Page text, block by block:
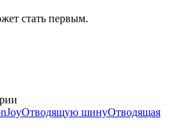
стать первым.
Отводящую шинуОтводящая